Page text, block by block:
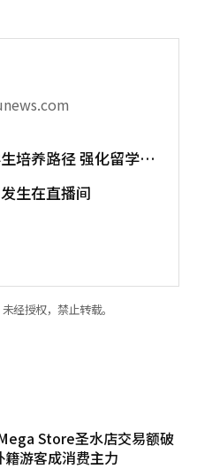
培养路径 强化留学就
生在直播间
经授权，禁止转载。
Store圣水店交易额破
籍游客成消费主力